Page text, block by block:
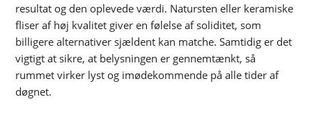
resultat og den oplevede værdi. Natursten eller keramiske
fliser af høj kvalitet giver en følelse af soliditet, som
billigere alternativer sjældent kan matche. Samtidig er det
vigtigt at sikre, at belysningen er gennemtænkt, så
rummet virker lyst og imødekommende på alle tider af
døgnet.